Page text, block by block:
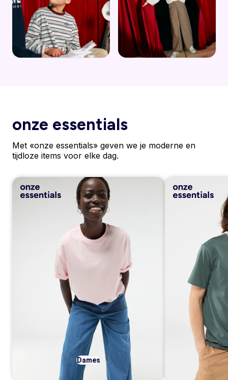
onze essentials
Met «onze essentials» geven we je moderne en
tijdloze items voor elke dag.
Dames